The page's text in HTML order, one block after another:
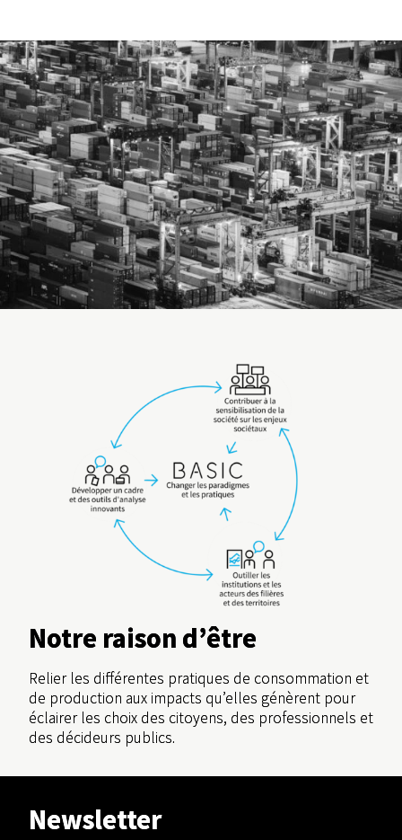
Notre raison d’être
Relier les différentes pratiques de consommation et
de production aux impacts qu’elles génèrent pour
éclairer les choix des citoyens, des professionnels et
des décideurs publics.
Newsletter